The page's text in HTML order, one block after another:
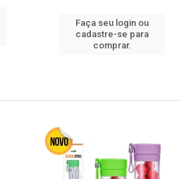
Faça seu login ou
cadastre-se para
comprar.